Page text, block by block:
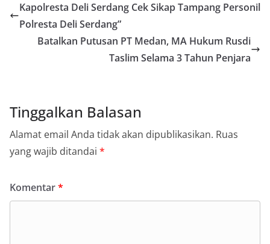
Potensi Ekonomi
Bhabinkamtibmas Polsek Medan Sunggal
Sambangi Warga Kelurahan Sunggal, Ingatkan
Pemasangan Bendera Merah Putih Jelang HUT
Kemerdekaan RI‎‎Medan, 5 Agustus 2026 — Dalam
Muliyadi Suraukur, melaksanakan kegiatan
sambang Door to Door System (DDS) kepada
warga di wilayah Kelurahan Sunggal, Kecamatan
Medan Sunggal, pada Rabu (05/08/2026).‎‎Kegiatan
tersebut berlangsung sejak pukul 09.00 WIB
tersebut.‎Sambang Langsung ke Rumah
Warga‎Dalam kegiatan ini, Aiptu Muliyadi
Kapolresta Deli Serdang Cek Sikap Tampang Personil
Polresta Deli Serdang”
Batalkan Putusan PT Medan, MA Hukum Rusdi
Taslim Selama 3 Tahun Penjara
Tinggalkan Balasan
Alamat email Anda tidak akan dipublikasikan. Ruas
yang wajib ditandai *
Komentar*